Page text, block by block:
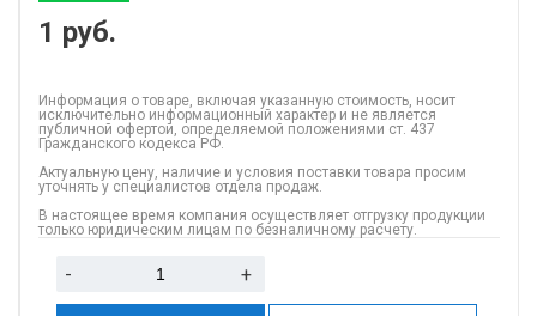
1 руб.
Информация о товаре, включая указанную стоимость, носит
исключительно информационный характер и не является
публичной офертой, определяемой положениями ст. 437
Гражданского кодекса РФ.
Актуальную цену, наличие и условия поставки товара просим
уточнять у специалистов отдела продаж.
В настоящее время компания осуществляет отгрузку продукции
только юридическим лицам по безналичному расчету.
- +